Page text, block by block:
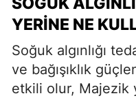
YERINE NE
Soğuk algınlığı
ve bağışıklık
etkili olur, Majezik